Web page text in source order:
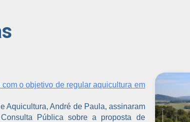
o objetivo de regular aquicultura em
Aquicultura, André de Paula, assinaram
Pública sobre a proposta de